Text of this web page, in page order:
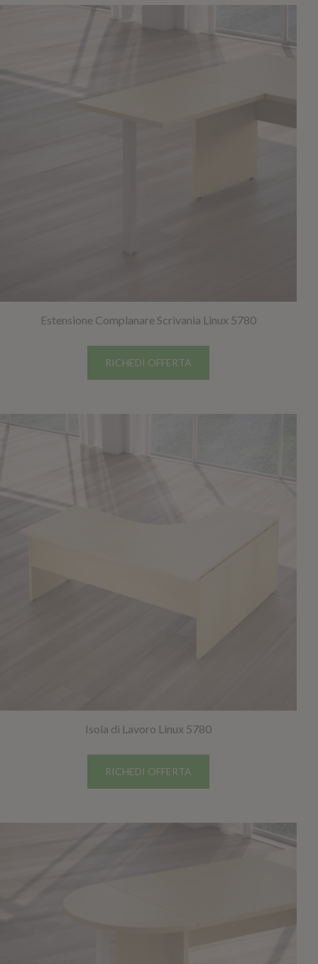
TWIST –
NAPEE –
Estensione Complanare Scrivania Linux 5780
RICHEDI OFFERTA
Isola di Lavoro Linux 5780
RICHEDI OFFERTA